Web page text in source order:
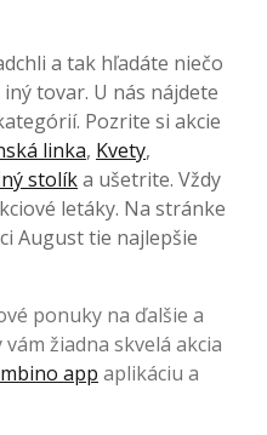
a tak hľadáte niečo
tovar. U nás nájdete
Pozrite si akcie
linka, Kvety,
stolíka ušetrite. Vždy
letáky. Na stránke
August tie najlepšie
ponuky na ďalšie a
žiadna skvelá akcia
app aplikáciu a